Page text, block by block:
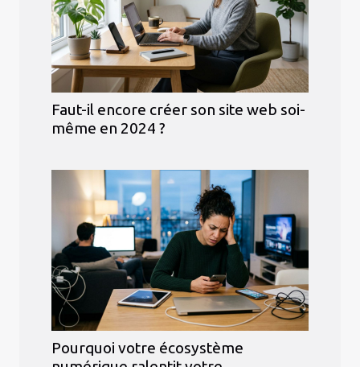
Faut-il encore créer son site web soi-
même en 2024 ?
Pourquoi votre écosystème